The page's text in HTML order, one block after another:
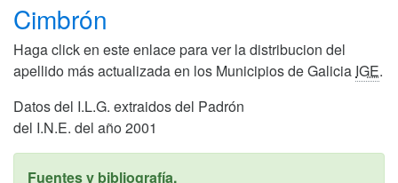
Cimbrón
Haga click en este enlace para ver la distribucion del
apellido más actualizada en los Municipios de Galicia IGE.
Datos del I.L.G. extraidos del Padrón
del I.N.E. del año 2001
Fuentes y bibliografía.